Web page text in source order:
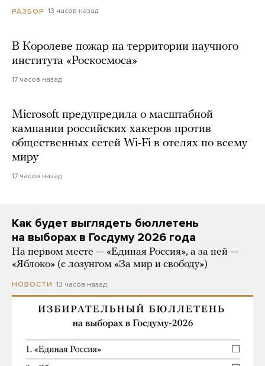
РАЗБОР 13 часов назад
В Королеве пожар на территории научного
института «Роскосмоса»
17 часов назад
Microsoft предупредила о масштабной
кампании российских хакеров против
общественных сетей Wi-Fi в отелях по всему
миру
17 часов назад
Как будет выглядеть бюллетень
на выборах в Госдуму 2026 года
На первом месте — «Единая Россия», а за ней —
«Яблоко» (с лозунгом «За мир и свободу»)
НОВОСТИ 13 часов назад